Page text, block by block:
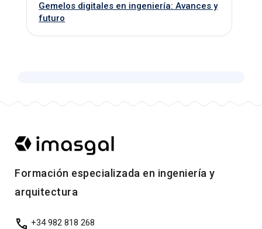
Gemelos digitales en ingeniería: Avances y
futuro
Formación especializada en ingeniería y
arquitectura
+34 982 818 268